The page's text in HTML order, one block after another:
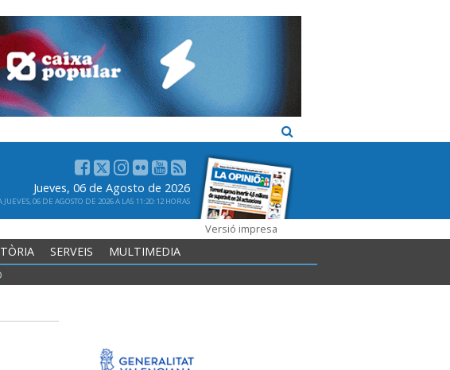
Jueves, 06 de Agosto de 2026
06 DE AGOSTO DE 2026 A LAS 11:20:12 HORAS
Versió impresa
SERVEIS MULTIMEDIA